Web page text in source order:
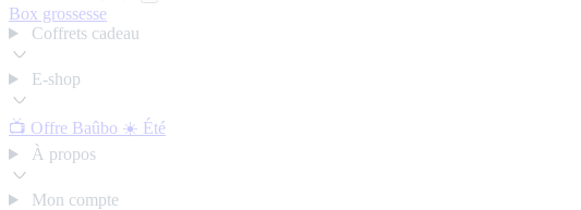
Box grossesse
Coffrets cadeau
E-shop
📺 Offre Baûbo ☀️ Été
À propos
Mon compte